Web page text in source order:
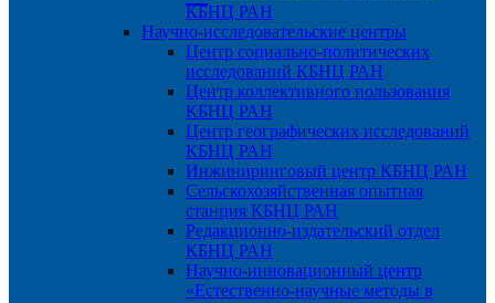
КБНЦ РАН
Научно-исследовательские центры
Центр социально-политических
исследований КБНЦ РАН
Центр коллективного пользования
КБНЦ РАН
Центр географических исследований
КБНЦ РАН
Инжиниринговый центр КБНЦ РАН
Сельскохозяйственная опытная
станция КБНЦ РАН
Редакционно-издательский отдел
КБНЦ РАН
Научно-инновационный центр
«Естественно-научные методы в